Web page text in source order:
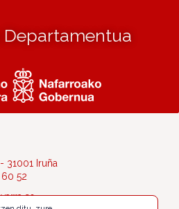
Departamentua
31001 Iruña
52